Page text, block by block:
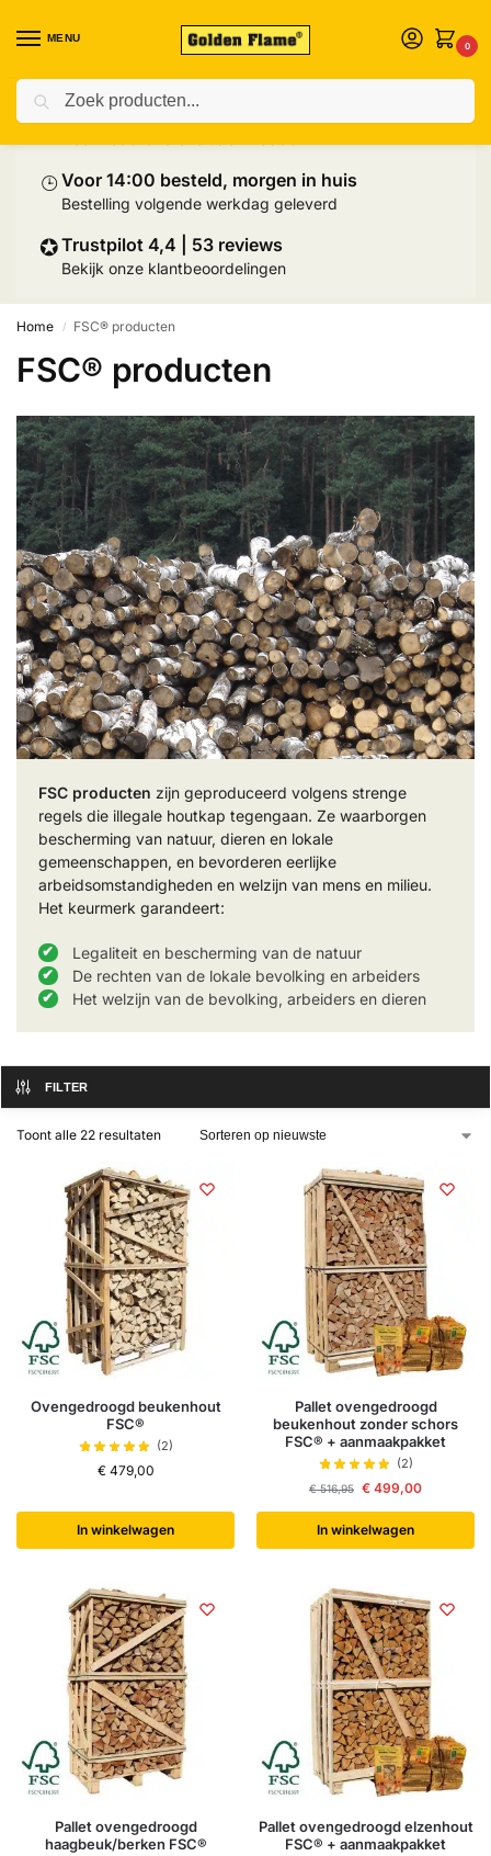
MENU
0
⛟Prijs inclusief palletlevering
⌚︎ Voor 14:00 besteld, morgen in huis
Bestelling volgende werkdag geleverd
✪Trustpilot 4,4 | 53 reviews
Bekijk onze klantbeoordelingen
Home / FSC® producten
FSC® producten
FSC producten zijn geproduceerd volgens strenge
regels die illegale houtkap tegengaan. Ze waarborgen
bescherming van natuur, dieren en lokale
gemeenschappen, en bevorderen eerlijke
arbeidsomstandigheden en welzijn van mens en milieu.
Het keurmerk garandeert:
Legaliteit en bescherming van de natuur
De rechten van de lokale bevolking en arbeiders
Het welzijn van de bevolking, arbeiders en dieren
FILTER
Toont alle 22 resultaten
Ovengedroogd beukenhout
FSC®
(2)
€479,00
In winkelwagen
Pallet ovengedroogd
beukenhout zonder schors
FSC® + aanmaakpakket
(2)
€516,95 € 499,00
In winkelwagen
Pallet ovengedroogd
haagbeuk/berken FSC®
Pallet ovengedroogd elzenhout
FSC® + aanmaakpakket